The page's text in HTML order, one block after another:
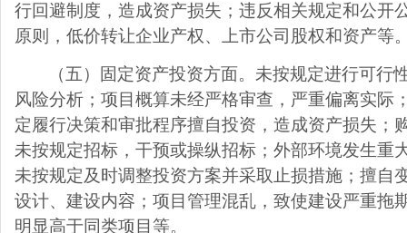
行回避制度，造成资产损失；违反相关规定和公开
原则，低价转让企业产权、上市公司股权和资产等
（五）固定资产投资方面。未按规定进行可行
风险分析；项目概算未经严格审查，严重偏离实际
定履行决策和审批程序擅自投资，造成资产损失；
未按规定招标，干预或操纵招标；外部环境发生重
未按规定及时调整投资方案并采取止损措施；擅自
设计、建设内容；项目管理混乱，致使建设严重拖
明显高于同类项目等。